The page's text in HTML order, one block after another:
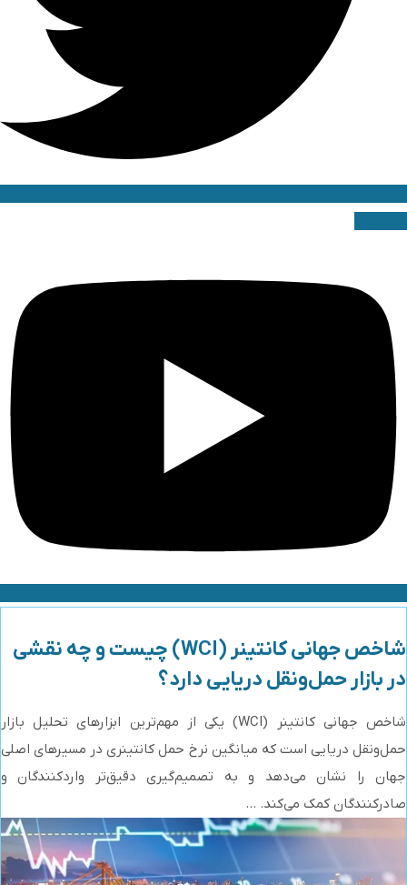
شاخص جهانی کانتینر (WCI) چیست و چه نقشی
در بازار حمل‌ونقل دریایی دارد؟
شاخص جهانی کانتینر (WCI) یکی از مهم‌ترین ابزارهای تحلیل بازار
حمل‌ونقل دریایی است که میانگین نرخ حمل کانتینری در مسیرهای اصلی
جهان را نشان می‌دهد و به تصمیم‌گیری دقیق‌تر واردکنندگان و
صادرکنندگان کمک می‌کند. ...